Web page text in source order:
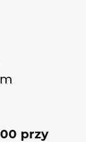
przy